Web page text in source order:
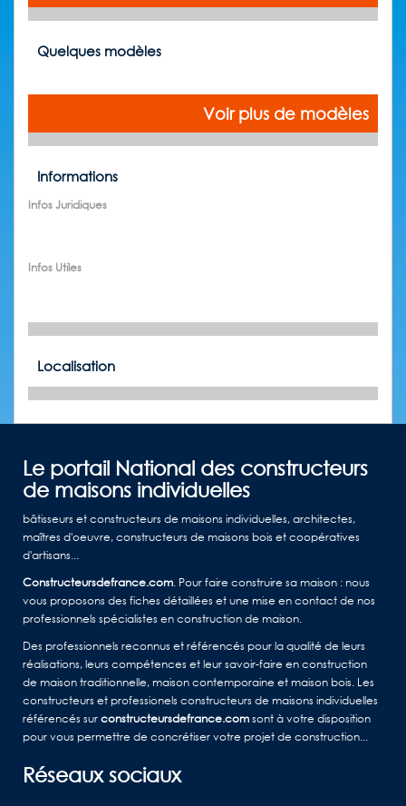
Quelques modèles
Voir plus de modèles
Informations
Infos Juridiques
Infos Utiles
Localisation
Le portail National des constructeurs
de maisons individuelles
bâtisseurs et constructeurs de maisons individuelles, architectes,
maîtres d'oeuvre, constructeurs de maisons bois et coopératives
d'artisans...
Constructeursdefrance.com. Pour faire construire sa maison : nous
vous proposons des fiches détaillées et une mise en contact de nos
professionnels spécialistes en construction de maison.
Des professionnels reconnus et référencés pour la qualité de leurs
réalisations, leurs compétences et leur savoir-faire en construction
de maison traditionnelle, maison contemporaine et maison bois. Les
constructeurs et professionels constructeurs de maisons individuelles
référencés surconstructeursdefrance.comsont à votre disposition
pour vous permettre de concrétiser votre projet de construction...
Réseaux sociaux